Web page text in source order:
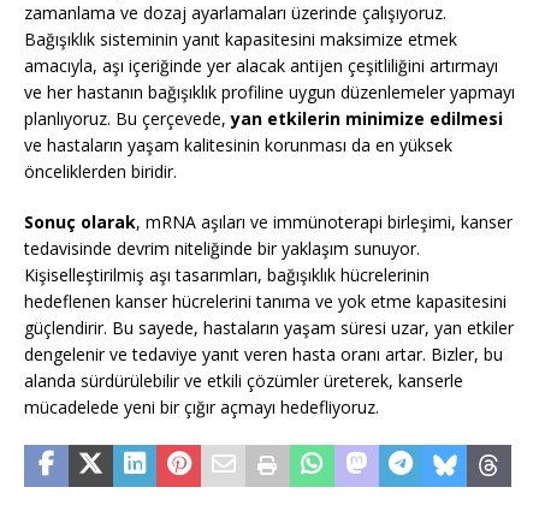
zamanlama ve dozaj ayarlamaları üzerinde çalışıyoruz.
Bağışıklık sisteminin yanıt kapasitesini maksimize etmek
amacıyla, aşı içeriğinde yer alacak antijen çeşitliliğini artırmayı
ve her hastanın bağışıklık profiline uygun düzenlemeler yapmayı
planlıyoruz. Bu çerçevede,yan etkilerin minimize edilmesi
ve hastaların yaşam kalitesinin korunması da en yüksek
önceliklerden biridir.
Sonuç olarak, mRNA aşıları ve immünoterapi birleşimi, kanser
tedavisinde devrim niteliğinde bir yaklaşım sunuyor.
Kişiselleştirilmiş aşı tasarımları, bağışıklık hücrelerinin
hedeflenen kanser hücrelerini tanıma ve yok etme kapasitesini
güçlendirir. Bu sayede, hastaların yaşam süresi uzar, yan etkiler
dengelenir ve tedaviye yanıt veren hasta oranı artar. Bizler, bu
alanda sürdürülebilir ve etkili çözümler üreterek, kanserle
mücadelede yeni bir çığır açmayı hedefliyoruz.